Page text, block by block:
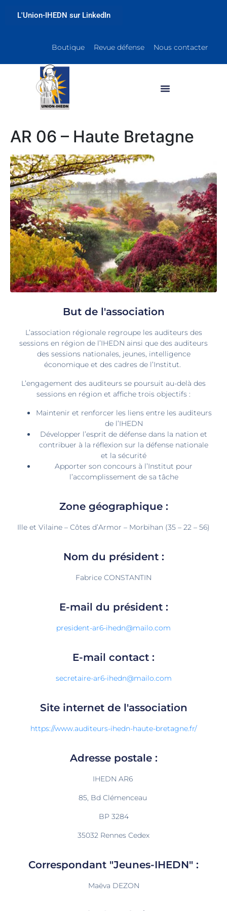
L'Union-IHEDN sur LinkedIn
Boutique Revue défense Nous contacter
AR 06 – Haute Bretagne
But de l'association
L’association régionale regroupe les auditeurs des
sessions en région de l’IHEDN ainsi que des auditeurs
des sessions nationales, jeunes, intelligence
économique et des cadres de l’Institut.
L’engagement des auditeurs se poursuit au-delà des
sessions en région et affiche trois objectifs :
Maintenir et renforcer les liens entre les auditeurs
de l’IHEDN
Développer l’esprit de défense dans la nation et
contribuer à la réflexion sur la défense nationale
et la sécurité
Apporter son concours à l’Institut pour
l’accomplissement de sa tâche
Zone géographique :
Ille et Vilaine – Côtes d’Armor – Morbihan (35 – 22 – 56)
Nom du président :
Fabrice CONSTANTIN
E-mail du président :
president-ar6-ihedn@mailo.com
E-mail contact :
secretaire-ar6-ihedn@mailo.com
Site internet de l'association
https://www.auditeurs-ihedn-haute-bretagne.fr/
Adresse postale :
IHEDN AR6
85, Bd Clémenceau
BP 3284
35032 Rennes Cedex
Correspondant "Jeunes-IHEDN" :
Maëva DEZON